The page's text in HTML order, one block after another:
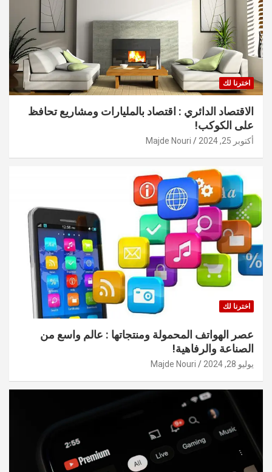
اخترنا لك
الاقتصاد الدائري : اقتصاد بالمليارات ومشاريع تحافظ
على الكوكب!
أكتوبر 25, 2024 Majde Nouri
اخترنا لك
عصر الهواتف المحمولة ومنتجاتها : عالم واسع من
الصناعة والرفاهية!
يوليو 28, 2024 Majde Nouri